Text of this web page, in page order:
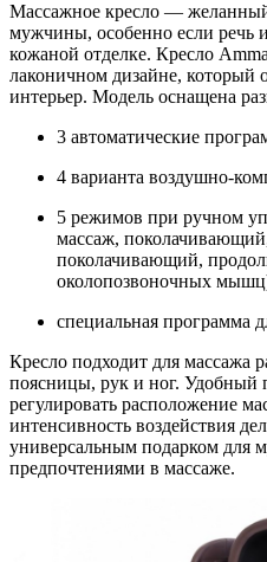
Массажное кресло —
мужчины, особенно если речь
кожаной отделке. Кресло
лаконичном дизайне, который
интерьер. Модель оснащена
3 автоматические
4 варианта воздушно-
5 режимов при ручном
массаж,
поколачивающий,
околопозвоночных
специальная программа
Кресло подходит для массажа
поясницы, рук и ног. Удобный
регулировать расположение
интенсивность воздействия
универсальным подарком для
предпочтениями в массаже.